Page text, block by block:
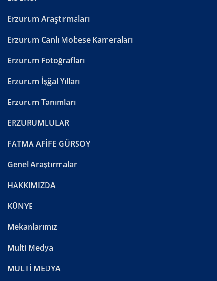
Erzurum Araştırmaları
Erzurum Canlı Mobese Kameraları
Erzurum Fotoğrafları
Erzurum İşğal Yılları
Erzurum Tanımları
ERZURUMLULAR
FATMA AFİFE GÜRSOY
Genel Araştırmalar
HAKKIMIZDA
KÜNYE
Mekanlarımız
Multi Medya
MULTİ MEDYA